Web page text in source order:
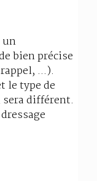
un
bien précise
...).
le type de
sera différent.